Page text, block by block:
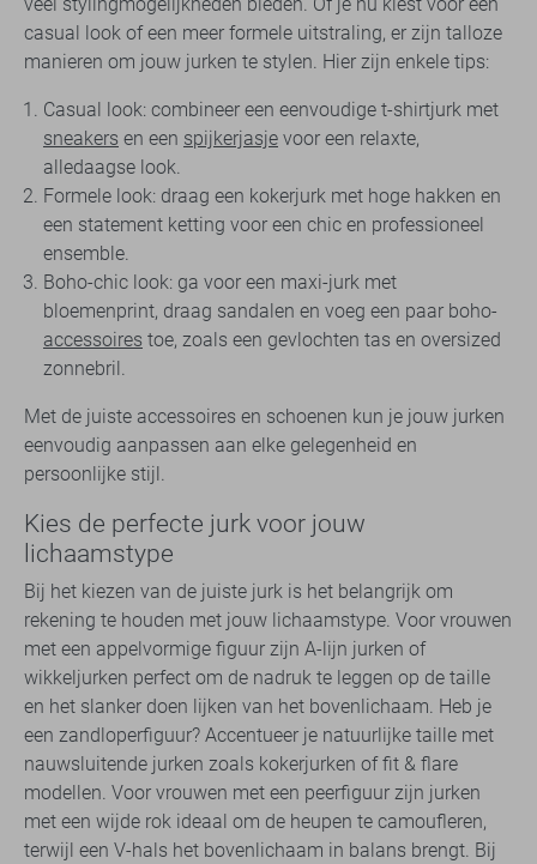
casual look of een meer formele uitstraling, er zijn talloze
manieren om jouw jurken te stylen. Hier zijn enkele tips:
Casual look: combineer een eenvoudige t-shirtjurk met
sneakers en een spijkerjasje voor een relaxte,
alledaagse look.
Formele look: draag een kokerjurk met hoge hakken en
een statement ketting voor een chic en professioneel
ensemble.
Boho-chic look: ga voor een maxi-jurk met
bloemenprint, draag sandalen en voeg een paar boho-
accessoires toe, zoals een gevlochten tas en oversized
zonnebril.
Met de juiste accessoires en schoenen kun je jouw jurken
eenvoudig aanpassen aan elke gelegenheid en
persoonlijke stijl.
Kies de perfecte jurk voor jouw
lichaamstype
Bij het kiezen van de juiste jurk is het belangrijk om
rekening te houden met jouw lichaamstype. Voor vrouwen
met een appelvormige figuur zijn A-lijn jurken of
wikkeljurken perfect om de nadruk te leggen op de taille
en het slanker doen lijken van het bovenlichaam. Heb je
een zandloperfiguur? Accentueer je natuurlijke taille met
nauwsluitende jurken zoals kokerjurken of fit & flare
modellen. Voor vrouwen met een peerfiguur zijn jurken
met een wijde rok ideaal om de heupen te camoufleren,
terwijl een V-hals het bovenlichaam in balans brengt. Bij